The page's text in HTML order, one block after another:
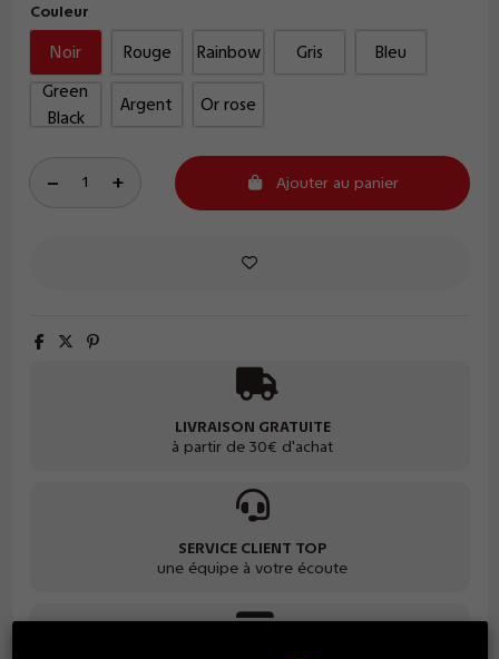
Couleur
Noir Rouge Rainbow Gris
Bleu
Green
Black
Argent Or rose
Ajouter au panier
LIVRAISON GRATUITE
à partir de 30€ d'achat
SERVICE CLIENT TOP
une équipe à votre écoute